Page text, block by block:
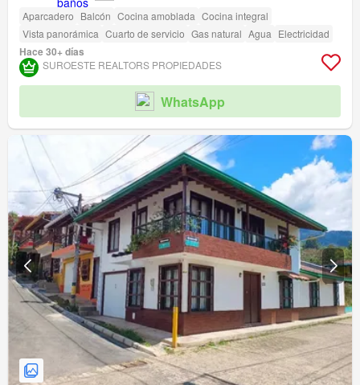
Aparcadero Balcón Cocina amoblada Cocina integral
Vista panorámica Cuarto de servicio Gas natural Agua Electricidad
Hace 30+ días
SUROESTE REALTORS PROPIEDADES
WhatsApp